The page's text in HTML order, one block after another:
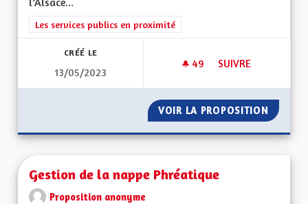
Filtrer les résultats de la catégorie : Les services publics en
Les services publics en proximité
CRÉÉ LE
13/05/2023
49 49 ABONNÉS
SUIVRE
VOIR LA PROPOSITION
Gestion de la nappe Phréatique
Proposition anonyme